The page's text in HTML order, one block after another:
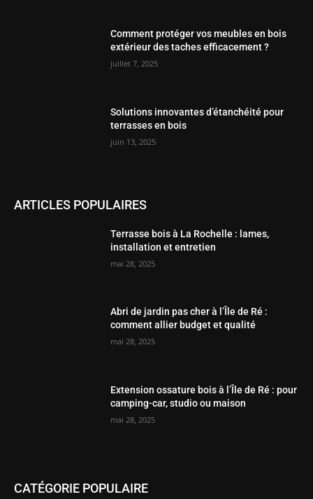
Comment protéger vos meubles en bois
extérieur des taches efficacement ?
juillet 7, 2025
Solutions innovantes d’étanchéité pour
terrasses en bois
juin 13, 2025
ARTICLES POPULAIRES
Terrasse bois à La Rochelle : lames,
installation et entretien
mai 28, 2025
Abri de jardin pas cher à l’Île de Ré :
comment allier budget et qualité
mai 28, 2025
Extension ossature bois à l’Île de Ré : pour
camping-car, studio ou maison
mai 28, 2025
CATÉGORIE POPULAIRE